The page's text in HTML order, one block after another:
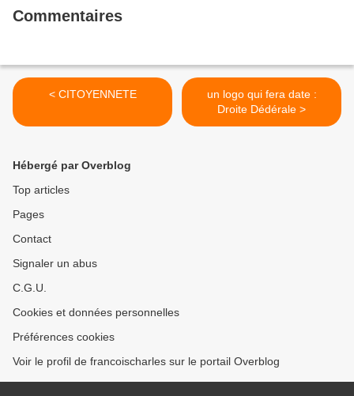
Commentaires
< CITOYENNETE
un logo qui fera date :
Droite Dédérale >
Hébergé par Overblog
Top articles
Pages
Contact
Signaler un abus
C.G.U.
Cookies et données personnelles
Préférences cookies
Voir le profil de francoischarles sur le portail Overblog